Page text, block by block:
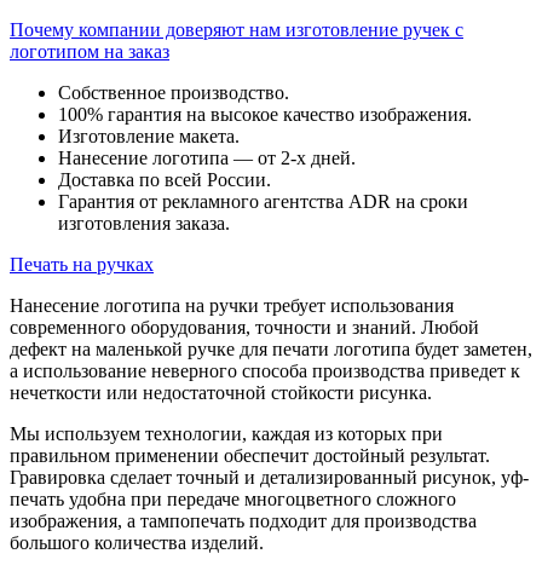
Почему компании доверяют нам изготовление ручек с
логотипом на заказ
Собственное производство.
100% гарантия на высокое качество изображения.
Изготовление макета.
Нанесение логотипа — от 2-х дней.
Доставка по всей России.
Гарантия от рекламного агентства ADR на сроки
изготовления заказа.
Печать на ручках
Нанесение логотипа на ручки требует использования
современного оборудования, точности и знаний. Любой
дефект на маленькой ручке для печати логотипа будет заметен,
а использование неверного способа производства приведет к
нечеткости или недостаточной стойкости рисунка.
Мы используем технологии, каждая из которых при
правильном применении обеспечит достойный результат.
Гравировка сделает точный и детализированный рисунок, уф-
печать удобна при передаче многоцветного сложного
изображения, а тампопечать подходит для производства
большого количества изделий.